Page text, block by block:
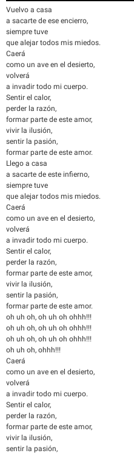
Vuelvo a casa
a sacarte de ese encierro,
siempre tuve
que alejar todos mis miedos.
Caerá
como un ave en el desierto,
volverá
a invadir todo mi cuerpo.
Sentir el calor,
perder la razón,
formar parte de este amor,
vivir la ilusión,
sentir la pasión,
formar parte de este amor.
Llego a casa
a sacarte de este infierno,
siempre tuve
que alejar todos mis miedos.
Caerá
como un ave en el desierto,
volverá
a invadir todo mi cuerpo.
Sentir el calor,
perder la razón,
formar parte de este amor,
vivir la ilusión,
sentir la pasión,
formar parte de este amor.
oh uh oh, oh uh oh ohhh!!!
oh uh oh, oh uh oh ohhh!!!
oh uh oh, oh uh oh ohhh!!!
oh uh oh, ohhh!!!
Caerá
como un ave en el desierto,
volverá
a invadir todo mi cuerpo.
Sentir el calor,
perder la razón,
formar parte de este amor,
vivir la ilusión,
sentir la pasión,